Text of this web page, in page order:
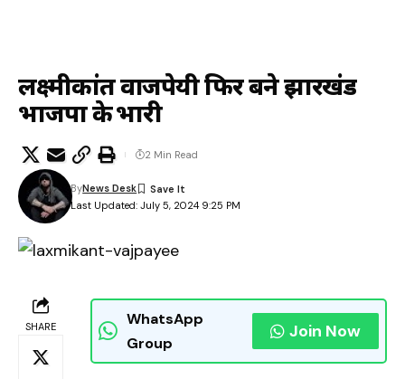
लक्ष्मीकांत वाजपेयी फिर बने झारखंड
भाजपा के प्रभारी
Last Updated: July 5, 2024 9:25 PM
ByNews Desk
2 Min Read
SHARE
WhatsApp
Group
Join Now